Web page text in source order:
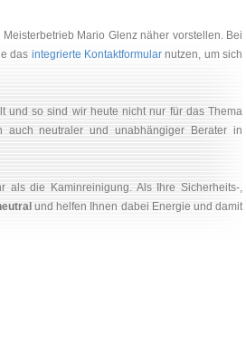
Mario Glenz näher vorstellen. Bei
das integrierte Kontaktformular nutzen, um sich
und so sind wir heute nicht nur für das Thema
auch neutraler und unabhängiger Berater in
als die Kaminreinigung. Als Ihre Sicherheits-,
und helfen Ihnen dabei Energie und damit